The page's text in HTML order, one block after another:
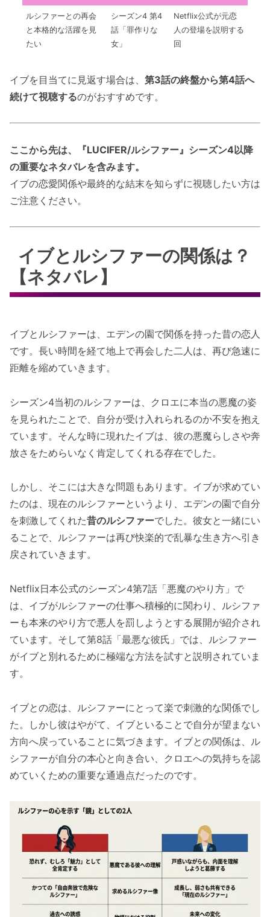
ルシファーとの再会
と本格的な活躍を見
たい
シーズン4 第4
話「罪作りな
女」
Netflix公式が元恋
人の登場を説明する
回
イブを目当てに見返す場合は、 第3話の終盤から第4話へ
続けて視聴するのがおすすめです。
ここから先は、『LUCIFER/ルシファー』シーズン4以降
の重要なネタバレを含みます。
イブの恋愛関係や最終的な結末を知らずに視聴したい方は
ご注意ください。
イブとルシファーの関係は？
【ネタバレ】
イブとルシファーは、エデンの園で関係を持った昔の恋人
です。長い時間を経て地上で再会した二人は、再び急速に
距離を縮めていきます。
シーズン4当初のルシファーは、クロエに本当の悪魔の姿
を見られたことで、自分が受け入れられるのか不安を抱え
ています。そんな時に現れたイブは、彼の悪魔らしさや奔
放さをためらいなく肯定してくれる存在でした。
しかし、そこには大きな問題もあります。イブが求めてい
たのは、現在のルシファーというより、エデンの園で自分
を刺激してくれた昔のルシファーでした。彼女と一緒にい
ることで、ルシファーは再び快楽的で乱暴な生き方へ引き
戻されていきます。
Netflix日本公式のシーズン4第7話「悪魔のやり方」で
は、イブがルシファーの仕事へ積極的に関わり、ルシファ
ーも本来のやり方で悪人を罰しようとする展開が紹介され
ています。そして第8話「最悪な彼氏」では、ルシファー
がイブと別れるために極端な方法を試すと説明されていま
す。
イブとの恋は、ルシファーにとって楽で刺激的な関係でし
た。しかし彼はやがて、イブといることで自分が望まない
方向へ戻っていることに気づきます。イブとの関係は、ル
シファーが自分の本心と向き合い、クロエへの気持ちを認
めていくための重要な通過点だったのです。